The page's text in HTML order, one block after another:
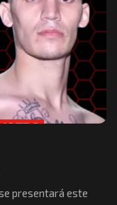
presentará este